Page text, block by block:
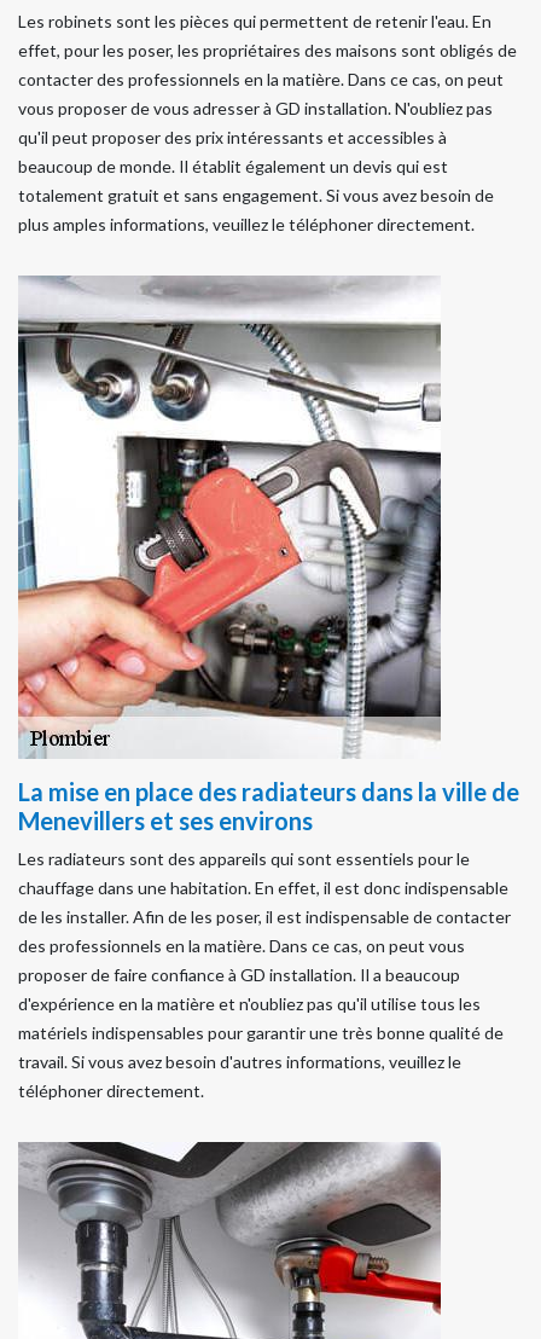
Les robinets sont les pièces qui permettent de retenir l'eau. En
effet, pour les poser, les propriétaires des maisons sont obligés de
contacter des professionnels en la matière. Dans ce cas, on peut
vous proposer de vous adresser à GD installation. N'oubliez pas
qu'il peut proposer des prix intéressants et accessibles à
beaucoup de monde. Il établit également un devis qui est
totalement gratuit et sans engagement. Si vous avez besoin de
plus amples informations, veuillez le téléphoner directement.
La mise en place des radiateurs dans la ville de
Menevillers et ses environs
Les radiateurs sont des appareils qui sont essentiels pour le
chauffage dans une habitation. En effet, il est donc indispensable
de les installer. Afin de les poser, il est indispensable de contacter
des professionnels en la matière. Dans ce cas, on peut vous
proposer de faire confiance à GD installation. Il a beaucoup
d'expérience en la matière et n'oubliez pas qu'il utilise tous les
matériels indispensables pour garantir une très bonne qualité de
travail. Si vous avez besoin d'autres informations, veuillez le
téléphoner directement.